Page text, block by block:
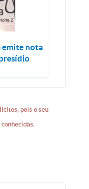
emite nota
pois o seu